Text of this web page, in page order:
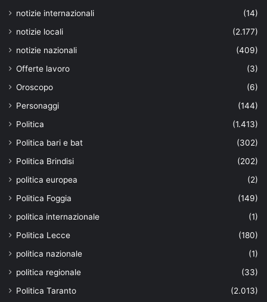
notizie internazionali
(14)
notizie locali
(2.177)
notizie nazionali
(409)
Offerte lavoro
(3)
Oroscopo
(6)
Personaggi
(144)
Politica
(1.413)
Politica bari e bat
(302)
Politica Brindisi
(202)
politica europea
(2)
Politica Foggia
(149)
politica internazionale
(1)
Politica Lecce
(180)
politica nazionale
(1)
politica regionale
(33)
Politica Taranto
(2.013)